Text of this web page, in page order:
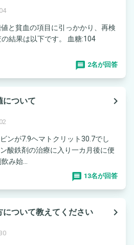
と貧血の項目に引っかかり、再検
結果は以下です。 血糖:104
2名が回答
について
navigate_next
ンが7.9ヘマトクリット30.7でし
酸鉄剤の治療に入り一カ月後に便
み始...
13名が回答
ついて教えてください
navigate_next